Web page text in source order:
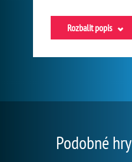
Rozbalit popis
Podobné hry